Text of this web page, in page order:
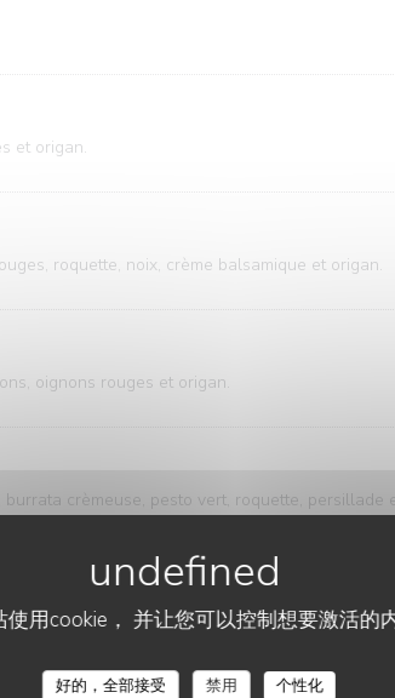
用cookie， 并让您可以控制想要激活的内
好的，全部接受 禁用
个性化
et origan.
roquette, noix, crème balsamique et origan.
oignons rouges et origan.
crèmeuse, pesto vert, roquette, persillade
roquette, aneth, citron et graines de